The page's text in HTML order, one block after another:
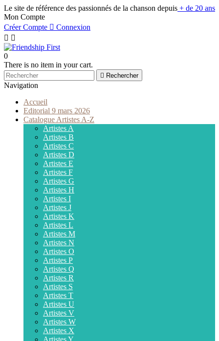
Le site de référence des passionnés de la chanson depuis + de 20 ans
Mon Compte
Créer Compte  Connexion
 
0
There is no item in your cart.
 Rechercher
Navigation
Accueil
Editorial 9 mars 2026
Catalogue Artistes A-Z
Artistes A
Artistes B
Artistes C
Artistes D
Artistes E
Artistes F
Artistes G
Artistes H
Artistes I
Artistes J
Artistes K
Artistes L
Artistes M
Artistes N
Artistes O
Artistes P
Artistes Q
Artistes R
Artistes S
Artistes T
Artistes U
Artistes V
Artistes W
Artistes X
Artistes Y